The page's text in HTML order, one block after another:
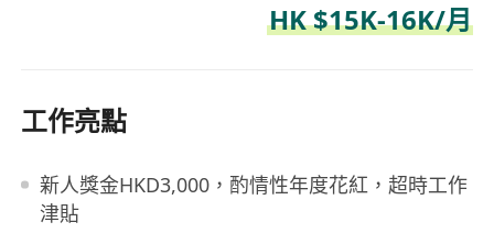
HK $15K-16K/月
工作亮點
新人獎金HKD3,000，酌情性年度花紅，超時工作
津貼